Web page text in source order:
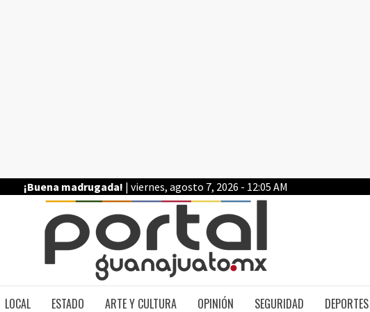
¡Buena madrugada! | viernes, agosto 7, 2026 - 12:05 AM
LOCAL ESTADO ARTE Y CULTURA OPINIÓN SEGURIDAD DEPORTES